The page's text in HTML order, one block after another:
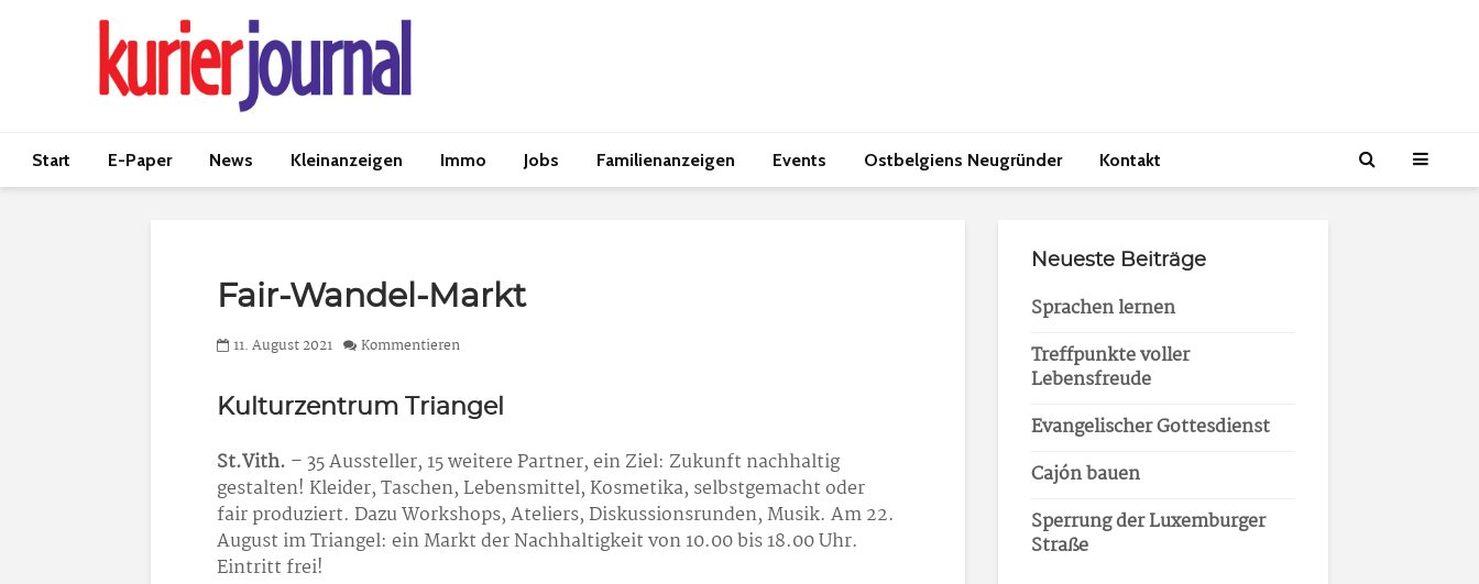
Start E-Paper News Kleinanzeigen Immo Jobs Familienanzeigen Events Ostbelgiens Neugründer Kontakt
Fair-Wandel-Markt
11. August 2021 Kommentieren
Kulturzentrum Triangel
St.Vith. – 35 Aussteller, 15 weitere Partner, ein Ziel: Zukunft nachhaltig
gestalten! Kleider, Taschen, Lebensmittel, Kosmetika, selbstgemacht oder
fair produziert. Dazu Workshops, Ateliers, Diskussionsrunden, Musik. Am 22.
August im Triangel: ein Markt der Nachhaltigkeit von 10.00 bis 18.00 Uhr.
Eintritt frei!
Neueste Beiträge
Sprachen lernen
Treffpunkte voller
Lebensfreude
Evangelischer Gottesdienst
Cajón bauen
Sperrung der Luxemburger
Straße